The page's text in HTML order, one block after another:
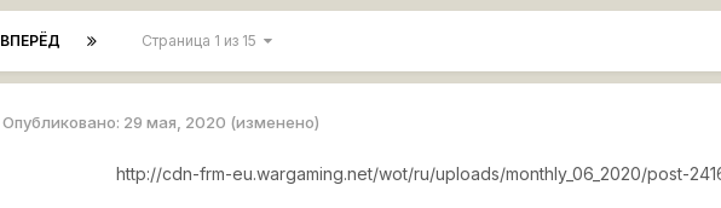
ВПЕРЁД Страница 1 из 15
Опубликовано: 29 мая, 2020 (изменено)
http://cdn-frm-eu.wargaming.net/wot/ru/uploads/monthly_06_2020/post-